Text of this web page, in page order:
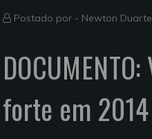
Postado por - Newton Duarte
forte em 2014